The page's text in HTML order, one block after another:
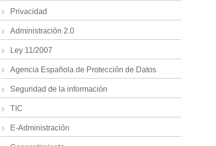
Privacidad
Administración 2.0
Ley 11/2007
Agencia Española de Protección de Datos
Seguridad de la información
TIC
E-Administración